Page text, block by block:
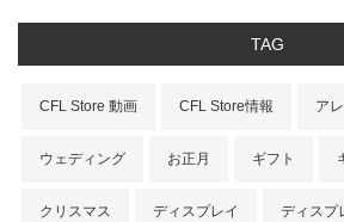
TAG
CFL Store 動画 CFL Store情報 ア
ウェディング お正月 ギフト
クリスマス ディスプレイ ディスプ